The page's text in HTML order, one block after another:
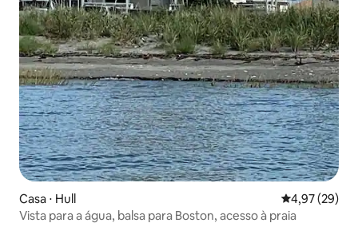
Casa ⋅ Hull 4,97 de uma
4,97 (29)
Vista para a água, balsa para Boston, acesso à praia